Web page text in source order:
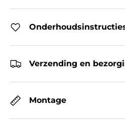
Verzending en
Montage